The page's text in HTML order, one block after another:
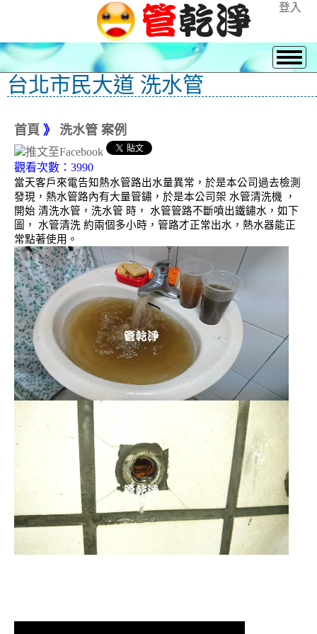
登入
台北市民大道 洗水管
首頁 》 洗水管 案例
觀看次數：3990
當天客戶來電告知熱水管路出水量異常，於是本公司過去檢測
發現，熱水管路內有大量管鏽，於是本公司架 水管清洗機 ，
開始 清洗水管，洗水管 時， 水管管路不斷噴出鐵鏽水，如下
圖， 水管清洗 約兩個多小時，管路才正常出水，熱水器能正
常點著使用。